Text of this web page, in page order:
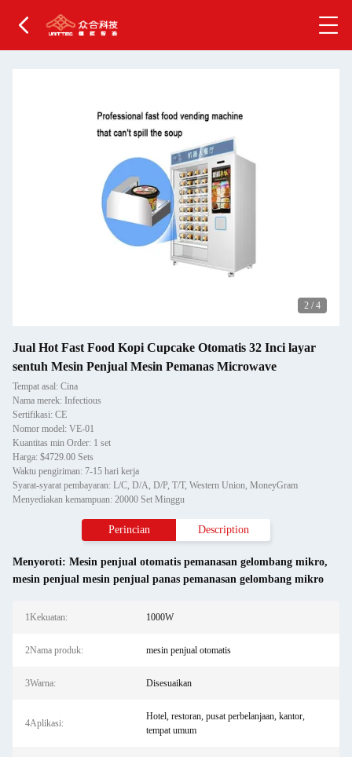
2 / 4
Jual Hot Fast Food Kopi Cupcake Otomatis 32 Inci layar
sentuh Mesin Penjual Mesin Pemanas Microwave
Tempat asal: Cina
Nama merek: Infectious
Sertifikasi: CE
Nomor model: VE-01
Kuantitas min Order: 1 set
Harga: $4729.00 Sets
Waktu pengiriman: 7-15 hari kerja
Syarat-syarat pembayaran: L/C, D/A, D/P, T/T, Western Union, MoneyGram
Menyediakan kemampuan: 20000 Set Minggu
Perincian Description
Menyoroti: Mesin penjual otomatis pemanasan gelombang mikro,
mesin penjual mesin penjual panas pemanasan gelombang mikro
1Kekuatan: 1000W
2Nama produk: mesin penjual otomatis
3Warna: Disesuaikan
4Aplikasi:
Hotel, restoran, pusat perbelanjaan, kantor,
tempat umum